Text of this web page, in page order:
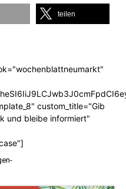
teilen
custom_title="Gib
und bleibe informiert"